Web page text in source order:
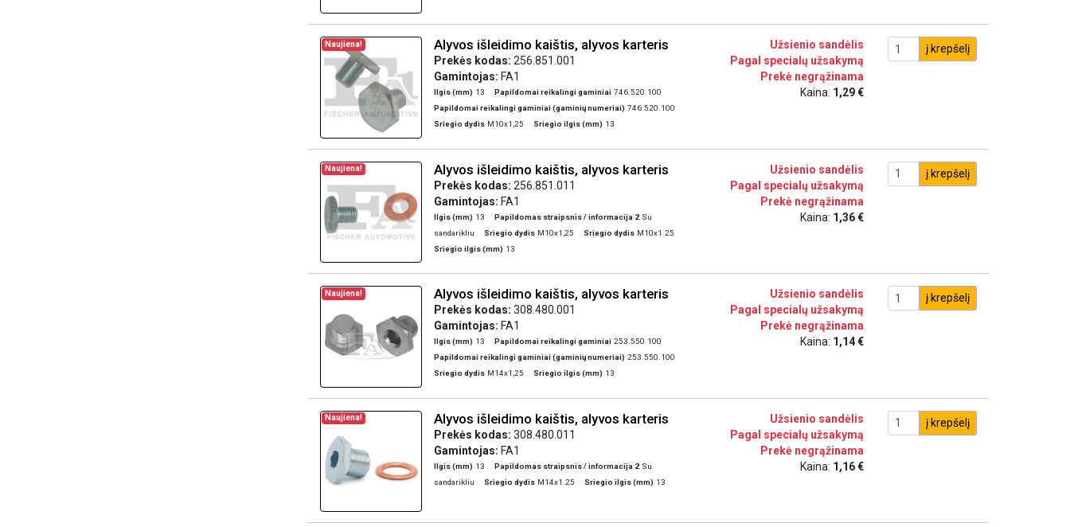
Naujiena! Alyvos išleidimo kaištis, alyvos karteris
Prekės kodas: 256.851.001
Gamintojas: FA1
Ilgis (mm) 13 Papildomai reikalingi gaminiai 746.520.100
Papildomai reikalingi gaminiai (gaminių numeriai) 746.520.100
Sriegio dydis M10x1,25 Sriegio ilgis (mm) 13
Užsienio sandėlis
Pagal specialų užsakymą
Prekė negrąžinama
Kaina: 1,29 €
į krepšelį
Naujiena! Alyvos išleidimo kaištis, alyvos karteris
Prekės kodas: 256.851.011
Gamintojas: FA1
Ilgis (mm) 13 Papildomas straipsnis / informacija 2 Su
sandarikliu
Sriegio dydis M10x1,25 Sriegio dydis M10x1.25
Sriegio ilgis (mm) 13
Užsienio sandėlis
Pagal specialų užsakymą
Prekė negrąžinama
Kaina: 1,36 €
į krepšelį
Naujiena! Alyvos išleidimo kaištis, alyvos karteris
Prekės kodas: 308.480.001
Gamintojas: FA1
Ilgis (mm) 13 Papildomai reikalingi gaminiai 253.550.100
Papildomai reikalingi gaminiai (gaminių numeriai) 253.550.100
Sriegio dydis M14x1,25 Sriegio ilgis (mm) 13
Užsienio sandėlis
Pagal specialų užsakymą
Prekė negrąžinama
Kaina: 1,14 €
į krepšelį
Naujiena! Alyvos išleidimo kaištis, alyvos karteris
Prekės kodas: 308.480.011
Gamintojas: FA1
Ilgis (mm) 13 Papildomas straipsnis / informacija 2 Su
sandarikliu
Sriegio dydis M14x1.25 Sriegio ilgis (mm) 13
Užsienio sandėlis
Pagal specialų užsakymą
Prekė negrąžinama
Kaina: 1,16 €
į krepšelį